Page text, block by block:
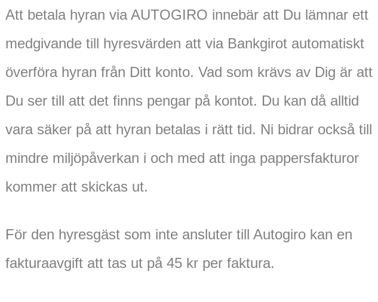
Att betala hyran via AUTOGIRO innebär att Du lämnar ett
medgivande till hyresvärden att via Bankgirot automatiskt
överföra hyran från Ditt konto. Vad som krävs av Dig är att
Du ser till att det finns pengar på kontot. Du kan då alltid
vara säker på att hyran betalas i rätt tid. Ni bidrar också till
mindre miljöpåverkan i och med att inga pappersfakturor
kommer att skickas ut.
För den hyresgäst som inte ansluter till Autogiro kan en
fakturaavgift att tas ut på 45 kr per faktura.